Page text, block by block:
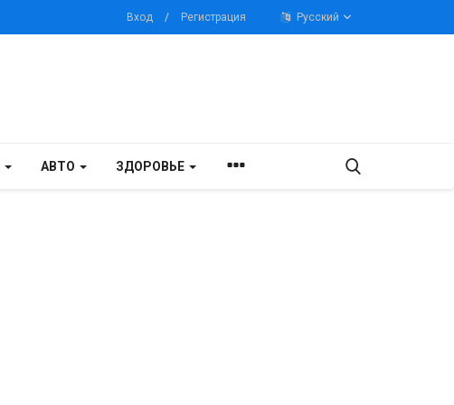
Вход / Регистрация Русский
АВТО ЗДОРОВЬЕ